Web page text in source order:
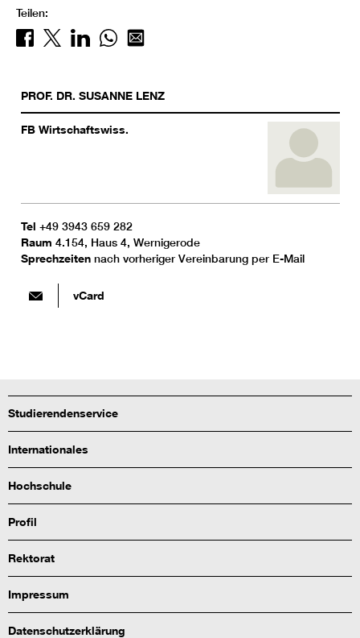
Teilen:
PROF. DR. SUSANNE LENZ
FB Wirtschaftswiss.
Tel +49 3943 659 282
Raum 4.154, Haus 4, Wernigerode
Sprechzeiten nach vorheriger Vereinbarung per E-Mail
vCard
Studierendenservice
Internationales
Hochschule
Profil
Rektorat
Impressum
Datenschutzerklärung